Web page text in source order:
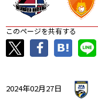
このページを共有する
2024年02月27日